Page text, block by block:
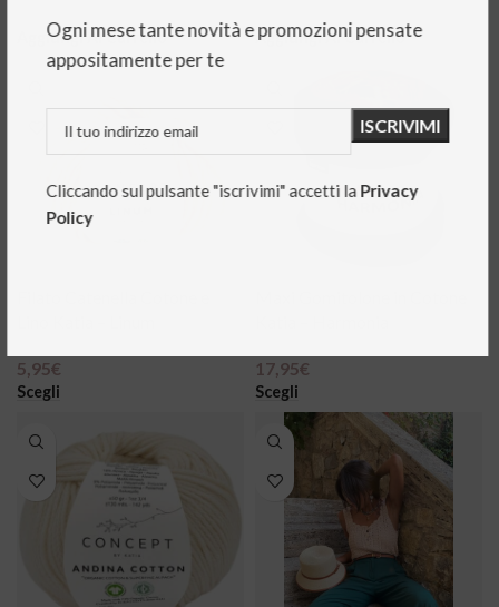
Ogni mese tante novità e promozioni pensate
appositamente per te
Cliccando sul pulsante "iscrivimi" accetti laPrivacy
Policy
Aggiungi Al Carrello Aggiungi Al Carrello
5,95€
Scegli
17,95€
Scegli